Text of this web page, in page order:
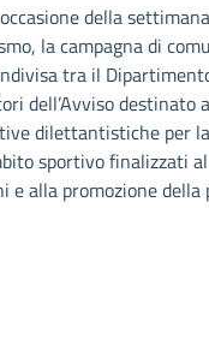
della
la campagna di
tra il
dell’Avviso destinato
dilettantistiche per
sportivo finalizzati
e alla promozione della